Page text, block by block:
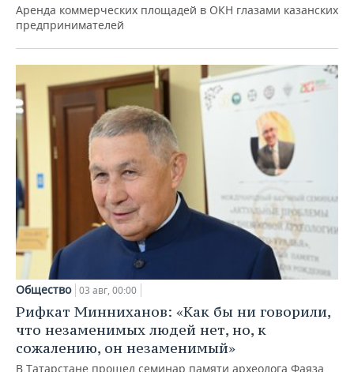
Аренда коммерческих площадей в ОКН глазами казанских
предпринимателей
Общество 03 авг, 00:00
Рифкат Минниханов: «Как бы ни говорили,
что незаменимых людей нет, но, к
сожалению, он незаменимый»
В Татарстане прошел семинар памяти археолога Фаяза